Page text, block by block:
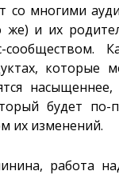
со многими
и их
сообществом.
которые
будет
их изменений.
работа